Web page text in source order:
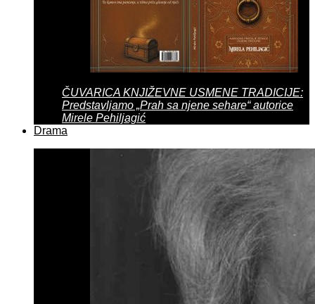
ČUVARICA KNJIŽEVNE USMENE TRADICIJE:
Predstavljamo „Prah sa njene sehare“ autorice
Mirele Pehiljagić
Drama